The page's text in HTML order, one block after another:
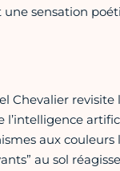
une sensation
Chevalier
aux
au sol